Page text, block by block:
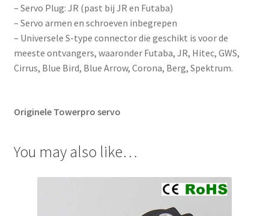
s
p
c
– Servo Plug: JR (past bij JR en Futaba)
– Servo armen en schroeven inbegrepen
– Universele S-type connector die geschikt is voor de
meeste ontvangers, waaronder Futaba, JR, Hitec, GWS,
Cirrus, Blue Bird, Blue Arrow, Corona, Berg, Spektrum.
Originele Towerpro servo
You may also like…